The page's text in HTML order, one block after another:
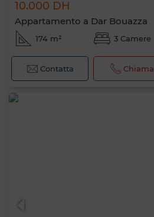
10.000 DH
Appartamento a Dar Bouazza
174 m² 3 Camere
Contatta Chiama